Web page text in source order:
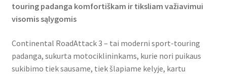
touring padanga komfortiškam ir tiksliam važiavimui
visomis sąlygomis
Continental RoadAttack 3 – tai moderni sport-touring
padanga, sukurta motociklininkams, kurie nori puikaus
sukibimo tiek sausame, tiek šlapiame kelyje, kartu